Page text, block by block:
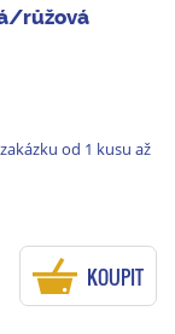
růžová
od 1 kusu až
KOUPIT